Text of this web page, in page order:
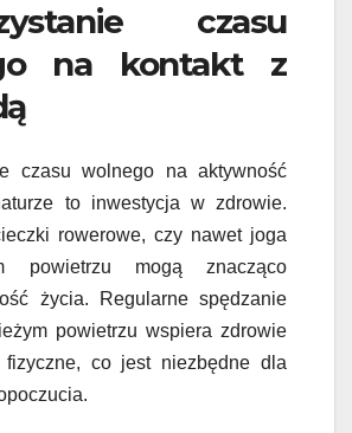
czasu
na kontakt z
czasu wolnego na aktywność
to inwestycja w zdrowie.
rowerowe, czy nawet joga
powietrzu mogą znacząco
życia. Regularne spędzanie
powietrzu wspiera zdrowie
co jest niezbędne dla